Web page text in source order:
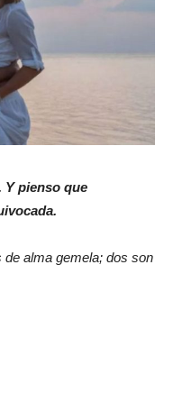
Y pienso que
de alma gemela; dos son